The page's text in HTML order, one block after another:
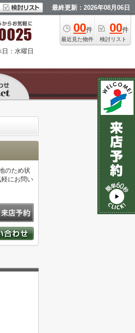
最終更新：2026年08月06日
00件
最近見た物件
00件
検討リスト
日：水曜日
のため状
にお問い